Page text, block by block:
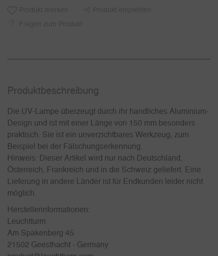
Produkt­beschreibung
Die UV-Lampe überzeugt durch ihr handliches Aluminium-
Design und ist mit einer Länge von 150 mm besonders
praktisch. Sie ist ein unverzichtbares Werkzeug, zum
Beispiel bei der Fälschungserkennung.
Hinweis: Dieser Artikel wird nur nach Deutschland,
Österreich, Frankreich und in die Schweiz geliefert. Eine
Lieferung in andere Länder ist für Endkunden leider nicht
möglich.
Herstellerinformationen:
Leuchtturm
Am Spakenberg 45
21502 Geesthacht - Germany